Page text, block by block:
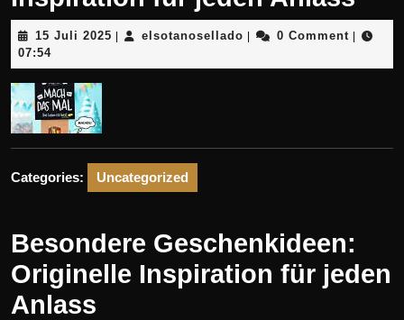
15 Juli 2025 15
2025
| elsotanosellado elsotanosellado
| 0 Comment |
07:54
Categories: Uncategorized
Besondere Geschenkideen:
Originelle Inspiration für jeden
Anlass